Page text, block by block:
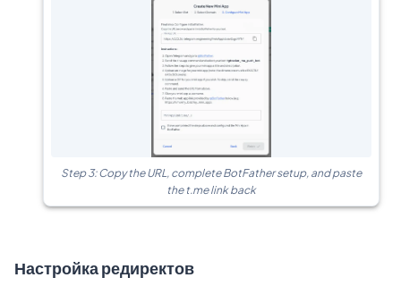
Step 3: Copy the URL, complete BotFather setup, and paste
the t.me link back
Настройка редиректов